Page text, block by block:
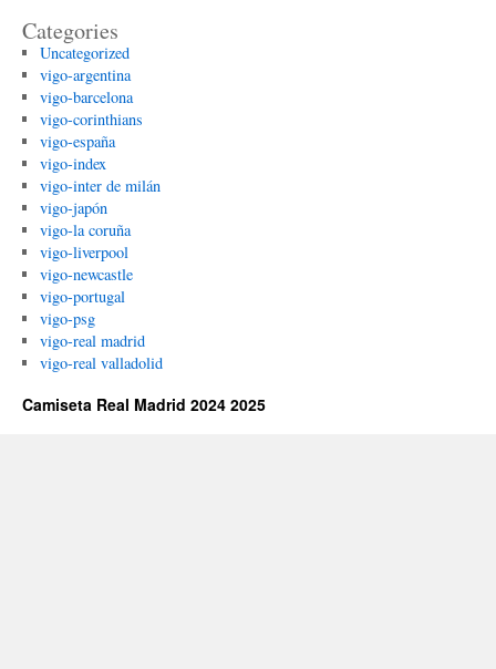
Categories
Uncategorized
vigo-argentina
vigo-barcelona
vigo-corinthians
vigo-españa
vigo-index
vigo-inter de milán
vigo-japón
vigo-la coruña
vigo-liverpool
vigo-newcastle
vigo-portugal
vigo-psg
vigo-real madrid
vigo-real valladolid
Camiseta Real Madrid 2024 2025